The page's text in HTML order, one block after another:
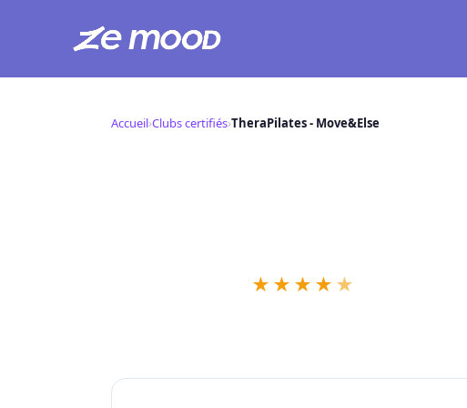
Accueil›Clubs certifiés›TheraPilates - Move&Else
★ ★ ★ ★ ★